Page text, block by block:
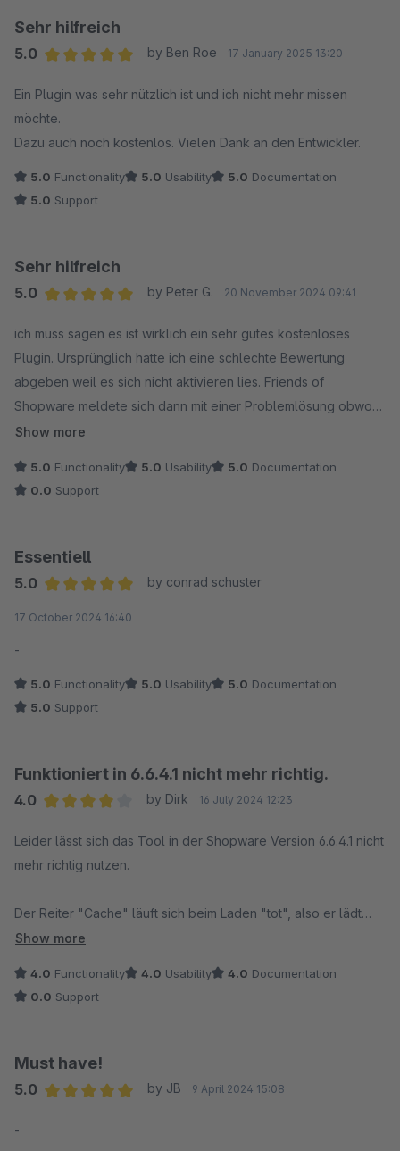
Sehr hilfreich
5.0
by Ben Roe 17 January 2025 13:20
Ein Plugin was sehr nützlich ist und ich nicht mehr missen
möchte.
Dazu auch noch kostenlos. Vielen Dank an den Entwickler.
5.0 Functionality 5.0 Usability 5.0 Documentation
5.0 Support
Sehr hilfreich
5.0
by Peter G. 20 November 2024 09:41
ich muss sagen es ist wirklich ein sehr gutes kostenloses
Plugin. Ursprünglich hatte ich eine schlechte Bewertung
abgeben weil es sich nicht aktivieren lies. Friends of
Shopware meldete sich dann mit einer Problemlösung obwohl
der Fehler bei mir lag. Das ist klar 5 Sterne plus und sehr
Show more
5.0 Functionality 5.0 Usability 5.0 Documentation
0.0 Support
Essentiell
5.0
by conrad schuster
17 October 2024 16:40
-
5.0 Functionality 5.0 Usability 5.0 Documentation
5.0 Support
Funktioniert in 6.6.4.1 nicht mehr richtig.
4.0
by Dirk 16 July 2024 12:23
Leider lässt sich das Tool in der Shopware Version 6.6.4.1 nicht
mehr richtig nutzen.
Der Reiter "Cache" läuft sich beim Laden "tot", also er lädt
einfach nicht. Dies scheint jetzt wirklich aber ein Bug zu sein.
(jungfräulich). Angefangen in Version 6.5.7.4. Da lief das
Totlaufen des "Cache"-Reiters. Achja, am Server bzw.
OPCACHE liegt es nicht, hier wurde alles überprüft. Die Werte
"opcache.enable_file_override=Off (0)" sind gegeben.
Show more
4.0 Functionality 4.0 Usability 4.0 Documentation
0.0 Support
Must have!
5.0
by JB 9 April 2024 15:08
-